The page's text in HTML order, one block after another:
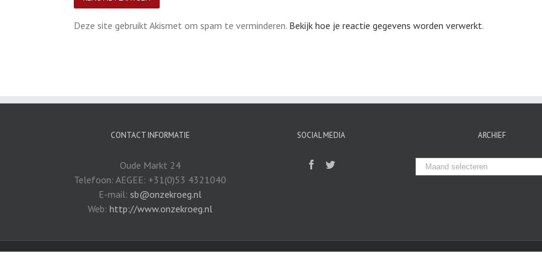
Deze site gebruikt Akismet om spam te verminderen. Bekijk hoe je reactie gegevens worden verwerkt.
CONTACT INFORMATIE
Oude Markt 24
Telefoon: AEGEE: +31(0)53 4321040
E-mail:sb@onzekroeg.nl
Web:http://www.onzekroeg.nl
SOCIAL MEDIA ARCHIEF